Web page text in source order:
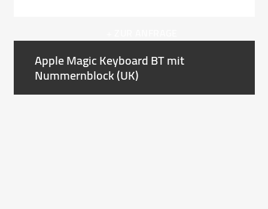
navigation
buttonsApple Magic Keyboard BT mit
Nummernblock (UK)